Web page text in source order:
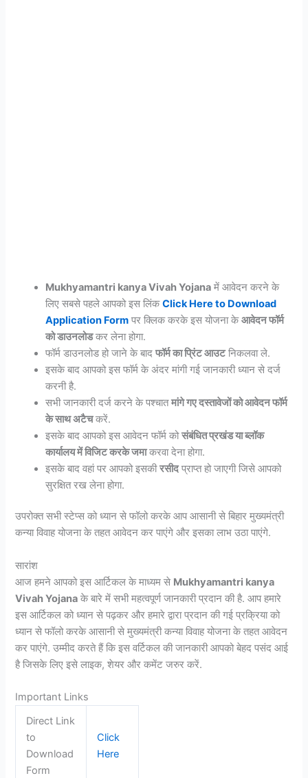
Mukhyamantri kanya Vivah Yojana में आवेदन करने के
लिए सबसे पहले आपको इस लिंकClick Here to Download
Application Form पर क्लिक करके इस योजना केआवेदन फॉर्म
को डाउनलोडकर लेना होगा.
फॉर्म डाउनलोड हो जाने के बादफॉर्म का प्रिंट आउटनिकलवा ले.
इसके बाद आपको इस फॉर्म के अंदर मांगी गई जानकारी ध्यान से दर्ज
करनी है.
सभी जानकारी दर्ज करने के पश्चातमांगे गए दस्तावेजों को आवेदन फॉर्म
के साथ अटैचकरें.
इसके बाद आपको इस आवेदन फॉर्म कोसंबंधित प्रखंड या ब्लॉक
कार्यालय में विजिट करके जमाकरवा देना होगा.
इसके बाद वहां पर आपको इसकीरसीदप्राप्त हो जाएगी जिसे आपको
सुरक्षित रख लेना होगा.
उपरोक्त सभी स्टेप्स को ध्यान से फॉलो करके आप आसानी से बिहार मुख्यमंत्री
कन्या विवाह योजना के तहत आवेदन कर पाएंगे और इसका लाभ उठा पाएंगे.
सारांश
आज हमने आपको इस आर्टिकल के माध्यम से Mukhyamantri kanya
Vivah Yojana के बारे में सभी महत्वपूर्ण जानकारी प्रदान की है. आप हमारे
इस आर्टिकल को ध्यान से पढ़कर और हमारे द्वारा प्रदान की गई प्रक्रिया को
ध्यान से फॉलो करके आसानी से मुख्यमंत्री कन्या विवाह योजना के तहत आवेदन
कर पाएंगे. उम्मीद करते हैं कि इस वर्टिकल की जानकारी आपको बेहद पसंद आई
है जिसके लिए इसे लाइक, शेयर और कमेंट जरुर करें.
Important Links
Direct Link
to
Download
Form
Click
Here